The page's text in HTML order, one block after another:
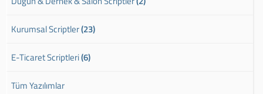
Kurumsal Scriptler(23)
E-Ticaret Scriptleri(6)
Tüm Yazılımlar